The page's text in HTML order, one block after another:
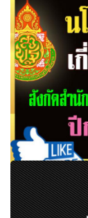
นโยบายและแน
สำนักงานคณะ